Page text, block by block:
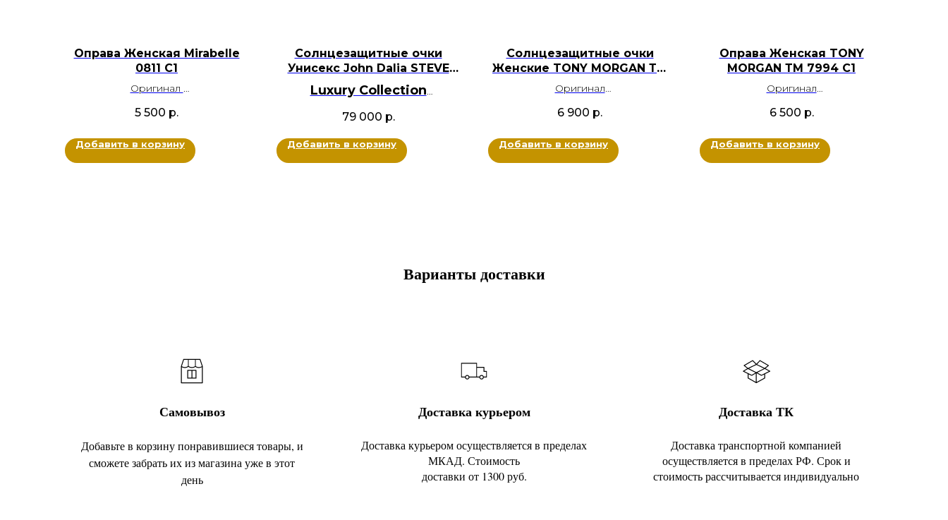
Оправа Женская Mirabelle
0811 С1
Оригинал
Цвет: Голубой, Розовый
5 500 р.
Добавить в корзину
Солнцезащитные очки
Унисекс John Dalia STEVE
C456
Luxury Collection
BRANDOCHKI
Оригинал
Металл, Ацетат
Цвет: Черный, Золотой
79 000 р.
Добавить в корзину
Солнцезащитные очки
Женские TONY MORGAN ТМ
9644 С2
Оригинал
Цвет: Синий, Золотой
6 900 р.
Добавить в корзину
Оправа Женская TONY
MORGAN ТМ 7994 С1
Оригинал
Цвет: Черный, Серебряный
6 500 р.
Добавить в корзину
Варианты доставки
Самовывоз
Добавьте в корзину понравившиеся товары, и
сможете забрать их из магазина уже в этот
день
Доставка курьером
Доставка курьером осуществляется в пределах
МКАД. Стоимость
доставки от 1300 руб.
Доставка ТК
Доставка транспортной компанией
осуществляется в пределах РФ. Срок и
стоимость рассчитывается индивидуально